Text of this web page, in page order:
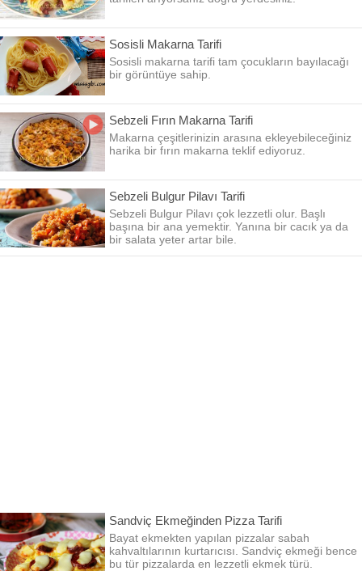
Sosisli Makarna Tarifi
Sosisli makarna tarifi tam çocukların bayılacağı
bir görüntüye sahip.
Sebzeli Fırın Makarna Tarifi
Makarna çeşitlerinizin arasına ekleyebileceğiniz
harika bir fırın makarna teklif ediyoruz.
Sebzeli Bulgur Pilavı Tarifi
Sebzeli Bulgur Pilavı çok lezzetli olur. Başlı
başına bir ana yemektir. Yanına bir cacık ya da
bir salata yeter artar bile.
Sandviç Ekmeğinden Pizza Tarifi
Bayat ekmekten yapılan pizzalar sabah
kahvaltılarının kurtarıcısı. Sandviç ekmeği bence
bu tür pizzalarda en lezzetli ekmek türü.